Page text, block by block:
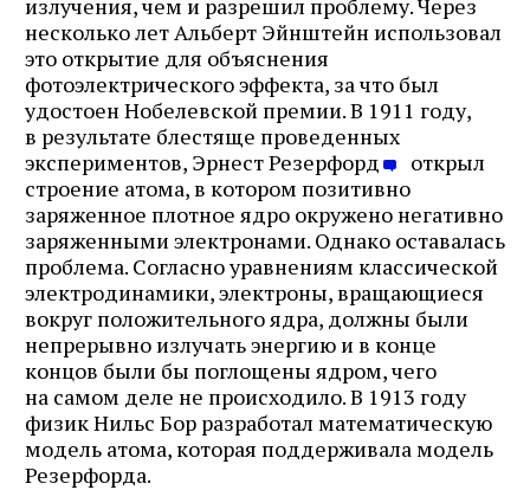
несколько лет Альберт Эйнштейн использовал
это открытие для объяснения
фотоэлектрического эффекта, за что был
удостоен Нобелевской премии. В 1911 году,
в результате блестяще проведенных
экспериментов, Эрнест Резерфорд
открыл
строение атома, в котором позитивно
заряженное плотное ядро окружено негативно
заряженными электронами. Однако оставалась
проблема. Согласно уравнениям классической
электродинамики, электроны, вращающиеся
вокруг положительного ядра, должны были
непрерывно излучать энергию и в конце
концов были бы поглощены ядром, чего
на самом деле не происходило. В 1913 году
физик Нильс Бор разработал математическую
модель атома, которая поддерживала модель
Резерфорда.